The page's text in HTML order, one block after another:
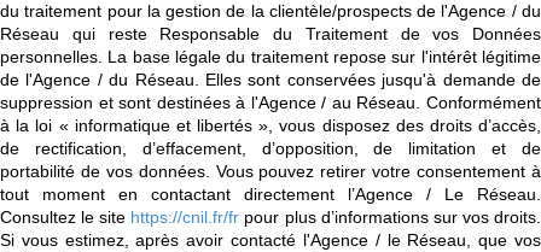
du traitement pour la gestion de la clientèle/prospects de l'Agence / du
Réseau qui reste Responsable du Traitement de vos Données
personnelles. La base légale du traitement repose sur l'intérêt légitime
de l'Agence / du Réseau. Elles sont conservées jusqu'à demande de
suppression et sont destinées à l'Agence / au Réseau. Conformément
à la loi « informatique et libertés », vous disposez des droits d’accès,
de rectification, d’effacement, d’opposition, de limitation et de
portabilité de vos données. Vous pouvez retirer votre consentement à
tout moment en contactant directement l’Agence / Le Réseau.
Consultez le site https://cnil.fr/fr pour plus d’informations sur vos droits.
Si vous estimez, après avoir contacté l'Agence / le Réseau, que vos